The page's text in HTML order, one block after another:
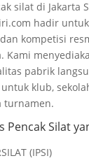
silat di Jakarta
hadir
kompetisi
Kami
pabrik
klub,
turnamen.
Pencak Silat
(IPSI)